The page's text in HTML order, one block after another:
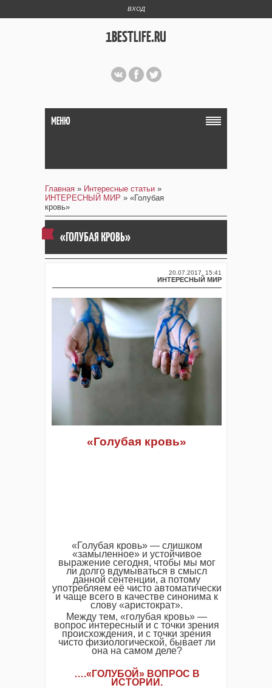
ВХОД
1BESTLIFE.RU
МЕНЮ
Главная » Интересные статьи »
ИНТЕРЕСНЫЙ МИР » «Голубая
кровь»
«ГОЛУБАЯ КРОВЬ»
20.07.2017, 15:41
ИНТЕРЕСНЫЙ МИР
«Голубая кровь»
«Голубая кровь» — слишком
«замыленное» и устойчивое
выражение сегодня, чтобы мы мог
ли долго вдумываться в смысл
данной сентенции, а потому
употребляем её чисто автоматически
и чаще всего в качестве синонима к
слову «аристократ».
Между тем, «голубая кровь» —
вопрос интересный и с точки зрения
происхождения, и с точки зрения
чисто физиологической, бывает ли
она на самом деле?
….«ГОЛУБОЙ» ВОПРОС В
ИСТОРИИ .